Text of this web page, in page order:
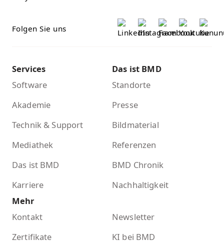
Folgen Sie uns
Services
Software
Akademie
Technik & Support
Mediathek
Das ist BMD
Karriere
Das ist BMD
Standorte
Presse
Bildmaterial
Referenzen
BMD Chronik
Nachhaltigkeit
Mehr
Kontakt
Newsletter
Zertifikate
KI bei BMD